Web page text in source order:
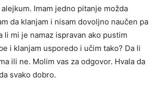
alejkum. Imam jedno pitanje možda
da klanjam i nisam dovoljno naučen pa
li mi je namaz ispravan ako pustim
i klanjam usporedo i učim tako? Da li
ili ne. Molim vas za odgovor. Hvala da
svako dobro.